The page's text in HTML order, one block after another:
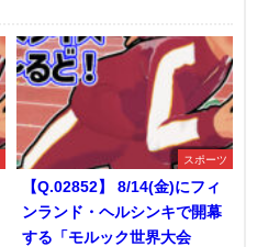
スポーツ
【Q.02852】 8/14(金)にフィ
ンランド・ヘルシンキで開幕
する「モルック世界大会